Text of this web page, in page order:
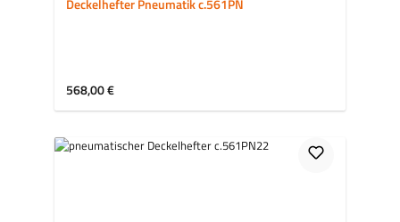
Deckelhefter Pneumatik c.561PN
Regulärer Preis:
568,00 €